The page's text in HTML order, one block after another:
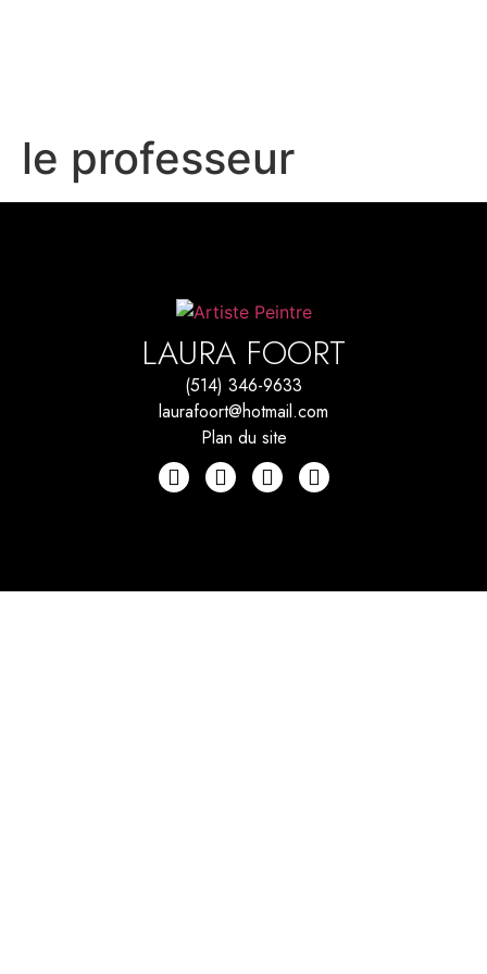
le professeur
LAURA FOORT
(514) 346-9633
laurafoort@hotmail.com
Plan du site